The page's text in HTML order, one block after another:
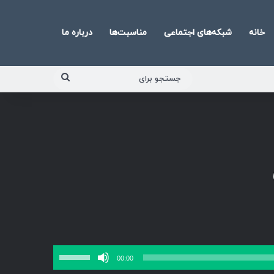
خانه شبکه‌های اجتماعی مناسبت‌ها درباره ما
00:00
افزایش